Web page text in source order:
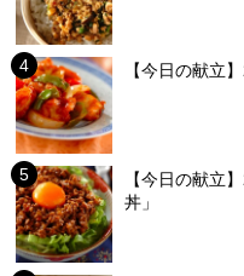
【今日の献立
【今日の献立
丼」